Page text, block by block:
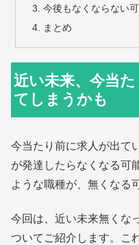
今後もなくならない
まとめ
近い未来、今当
てしまうかも
今当たり前に求人が出て
が発達したらなくなる可
ような職種が、無くなる
今回は、近い未来無くな
ついてご紹介します。こ